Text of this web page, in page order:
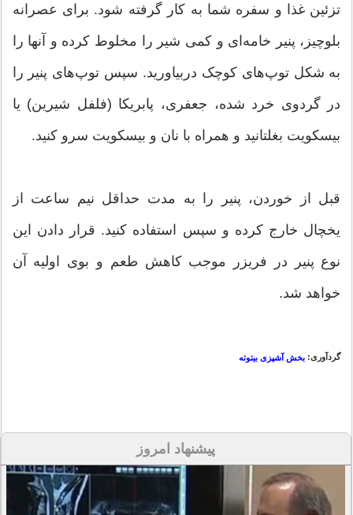
تزئین غذا و سفره شما به کار گرفته شود. برای عصرانه
بلوچیز، پنیر خامه‌ای و کمی شیر را مخلوط کرده و آنها را
به شکل توپ‌های کوچک دربیاورید. سپس توپ‌های پنیر را
در گردوی خرد شده، جعفری، پابریکا (فلفل شیرین) یا
بیسکویت بغلتانید و همراه با نان و بیسکویت سرو کنید.
قبل از خوردن، پنیر را به مدت حداقل نیم ساعت از
یخچال خارج کرده و سپس استفاده کنید. قرار دادن این
نوع پنیر در فریزر موجب کاهش طعم و بوی اولیه آن
خواهد شد.
گردآوری: بخش آشپزی بیتوته
پیشنهاد امروز